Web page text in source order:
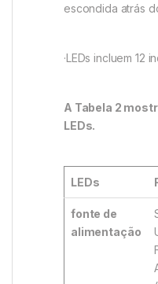
escondida atrás
·LEDs incluem 12
A Tabela 2
LEDs.
LEDs
fonte de
alimentação